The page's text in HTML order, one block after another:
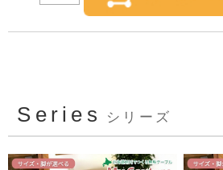
Series シリーズ